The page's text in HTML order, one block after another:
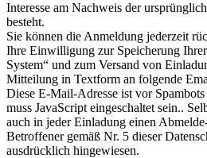
Interesse am Nachweis der
besteht.
Sie können die Anmeldung jederzeit
Ihre Einwilligung zur Speicherung
System“ und zum Versand von
Mitteilung in Textform an folgende
Diese E-Mail-Adresse ist vor
muss JavaScript eingeschaltet sein..
auch in jeder Einladung einen
Betroffener gemäß Nr. 5 dieser
ausdrücklich hingewiesen.